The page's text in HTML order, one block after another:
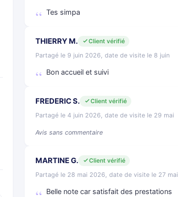
Tes simpa
THIERRY M.
Client vérifié
Partagé le 9 juin 2026, date de visite le 8 juin
Bon accueil et suivi
FREDERIC S.
Client vérifié
Partagé le 4 juin 2026, date de visite le 29 mai
Avis sans commentaire
MARTINE G.
Client vérifié
Partagé le 28 mai 2026, date de visite le 27 mai
Belle note car satisfait des prestations